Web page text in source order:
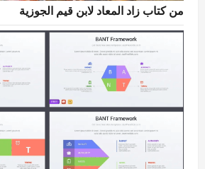
من كتاب زاد المعاد لابن قيم الجوزية